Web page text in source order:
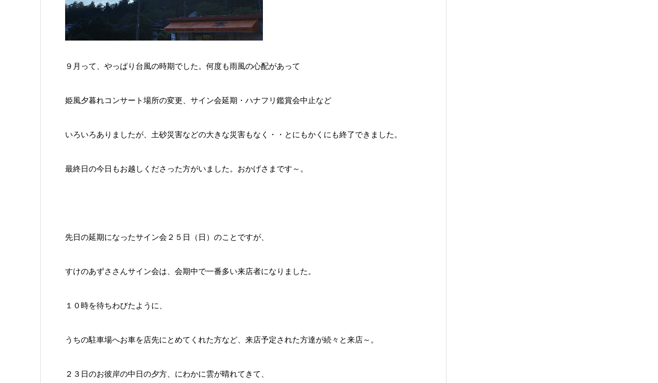
９月って、やっぱり台風の時期でした。何度も雨風の心配があって
姫風夕暮れコンサート場所の変更、サイン会延期・ハナフリ鑑賞会中止など
いろいろありましたが、土砂災害などの大きな災害もなく・・とにもかくにも終了できました。
最終日の今日もお越しくださった方がいました。おかげさまです～。
先日の延期になったサイン会２５日（日）のことですが、
すけのあずささんサイン会は、会期中で一番多い来店者になりました。
１０時を待ちわびたように、
うちの駐車場へお車を店先にとめてくれた方など、来店予定された方達が続々と来店～。
２３日のお彼岸の中日の夕方、にわかに雲が晴れてきて、